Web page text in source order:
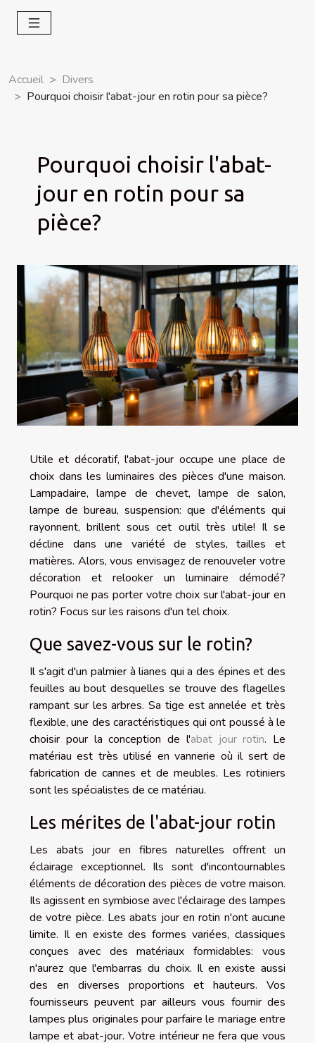
Accueil
Divers
Pourquoi choisir l'abat-jour en rotin pour sa pièce?
Pourquoi choisir l'abat-
jour en rotin pour sa
pièce?
Utile et décoratif, l'abat-jour occupe une place de
choix dans les luminaires des pièces d'une maison.
Lampadaire, lampe de chevet, lampe de salon,
lampe de bureau, suspension: que d'éléments qui
rayonnent, brillent sous cet outil très utile! Il se
décline dans une variété de styles, tailles et
matières. Alors, vous envisagez de renouveler votre
décoration et relooker un luminaire démodé?
Pourquoi ne pas porter votre choix sur l'abat-jour en
rotin? Focus sur les raisons d'un tel choix.
Que savez-vous sur le rotin?
Il s'agit d'un palmier à lianes qui a des épines et des
feuilles au bout desquelles se trouve des flagelles
rampant sur les arbres. Sa tige est annelée et très
flexible, une des caractéristiques qui ont poussé à le
choisir pour la conception de l'abat jour rotin. Le
matériau est très utilisé en vannerie où il sert de
fabrication de cannes et de meubles. Les rotiniers
sont les spécialistes de ce matériau.
Les mérites de l'abat-jour rotin
Les abats jour en fibres naturelles offrent un
éclairage exceptionnel. Ils sont d'incontournables
éléments de décoration des pièces de votre maison.
Ils agissent en symbiose avec l'éclairage des lampes
de votre pièce. Les abats jour en rotin n'ont aucune
limite. Il en existe des formes variées, classiques
conçues avec des matériaux formidables: vous
n'aurez que l'embarras du choix. Il en existe aussi
des en diverses proportions et hauteurs. Vos
fournisseurs peuvent par ailleurs vous fournir des
lampes plus originales pour parfaire le mariage entre
lampe et abat-jour. Votre intérieur ne fera que vous